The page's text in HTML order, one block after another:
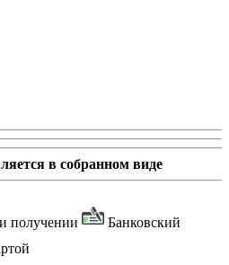
в собранном виде
получении
Банковский